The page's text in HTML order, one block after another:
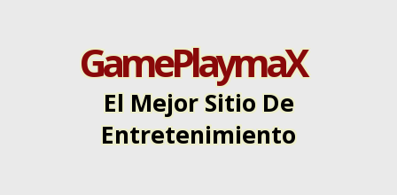
GamePlaymaX
El Mejor Sitio De
Entretenimiento